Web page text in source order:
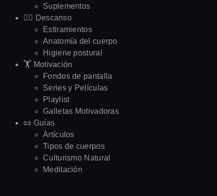
Suplementos
🧘‍♂️ Descanso
Estiramientos
Anatomía del cuerpo
Higiene postural
🏋️ Motivación
Fondos de pantalla
Series y Películas
Playlist
Galletas Motivadoras
📜 Guías
Artículos
Tipos de cuerpos
Culturismo Natural
Meditación